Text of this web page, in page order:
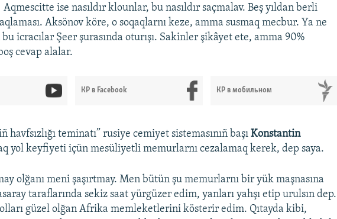
Aqmescitte ise nasıldır klounlar, bu nasıldır saçmalav. Beş yıldan berli
Aksönov köre, o soqaqlarnı keze, amma susmaq mecbur. Ya ne
bu icracılar Şeer şurasında oturışı. Sakinler şikâyet ete, amma 90%
cevap alalar.
КР в Facebook КР в мобильном
havfsızlığı teminatı” rusiye cemiyet sistemasınıñ başıKonstantin
yol keyfiyeti içün mesüliyetli memurlarnı cezalamaq kerek, dep saya.
olğanı meni şaşırtmay. Men bütün şu memurlarnı bir yük maşnasına
taraflarında sekiz saat yürgüzer edim, yanları yahşı etip urulsın dep.
güzel olğan Afrika memleketlerini kösterir edim. Qıtayda kibi,